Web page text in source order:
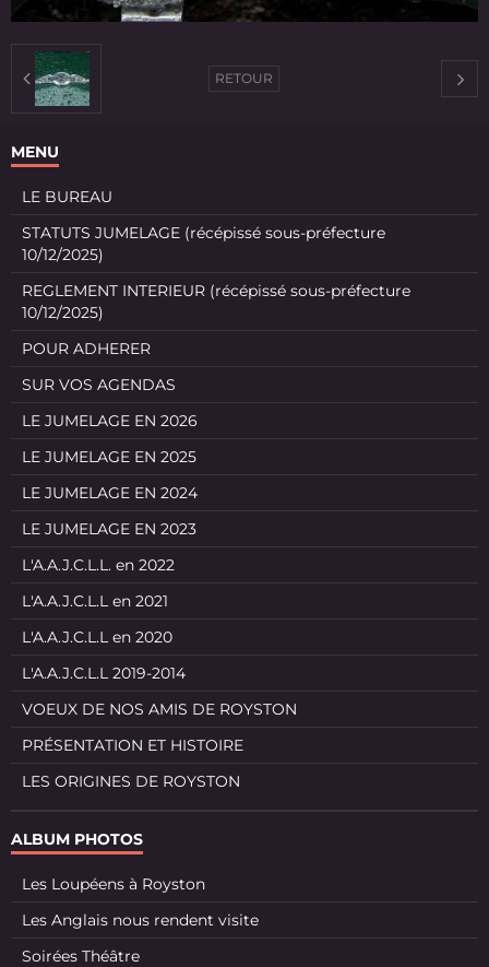
RETOUR
MENU
LE BUREAU
STATUTS JUMELAGE (récépissé sous-préfecture
10/12/2025)
REGLEMENT INTERIEUR (récépissé sous-préfecture
10/12/2025)
POUR ADHERER
SUR VOS AGENDAS
LE JUMELAGE EN 2026
LE JUMELAGE EN 2025
LE JUMELAGE EN 2024
LE JUMELAGE EN 2023
L'A.A.J.C.L.L. en 2022
L'A.A.J.C.L.L en 2021
L'A.A.J.C.L.L en 2020
L'A.A.J.C.L.L 2019-2014
VOEUX DE NOS AMIS DE ROYSTON
PRÉSENTATION ET HISTOIRE
LES ORIGINES DE ROYSTON
ALBUM PHOTOS
Les Loupéens à Royston
Les Anglais nous rendent visite
Soirées Théâtre